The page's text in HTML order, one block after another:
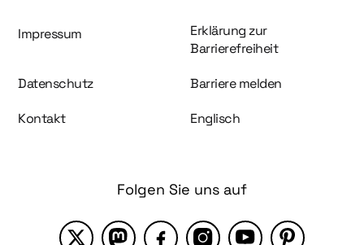
Information und Service
Impressum
Erklärung zur
Barrierefreiheit
Datenschutz Barriere melden
Kontakt Englisch
Folgen Sie uns auf